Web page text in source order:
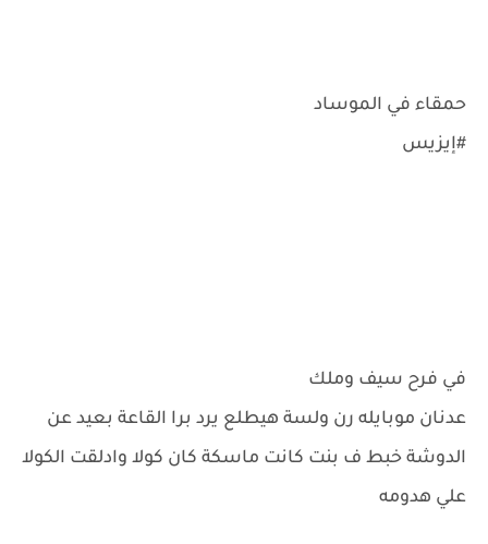
حمقاء في الموساد
#إيزيس
في فرح سيف وملك
عدنان موبايله رن ولسة هيطلع يرد برا القاعة بعيد عن
الدوشة خبط ف بنت كانت ماسكة كان كولا وادلقت الكولا
علي هدومه